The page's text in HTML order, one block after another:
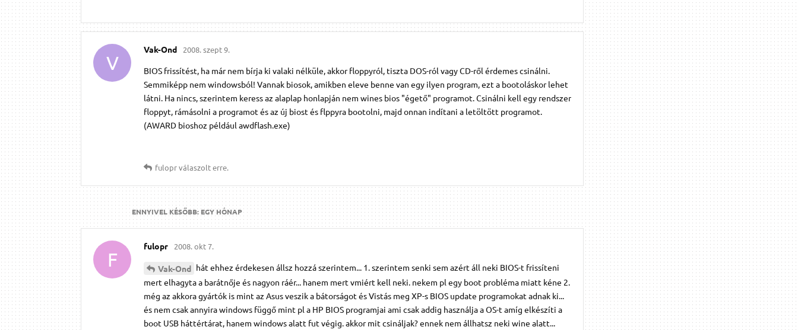
V
Vak-Ond 2008. szept 9.
BIOS frissítést, ha már nem bírja ki valaki nélküle, akkor floppyról, tiszta DOS-ról vagy CD-ről érdemes csinálni.
Semmiképp nem windowsból! Vannak biosok, amikben eleve benne van egy ilyen program, ezt a bootoláskor lehet
látni. Ha nincs, szerintem keress az alaplap honlapján nem wines bios "égető" programot. Csinálni kell egy rendszer
floppyt, rámásolni a programot és az új biost és flppyra bootolni, majd onnan indítani a letöltött programot.
(AWARD bioshoz például awdflash.exe)
fuloprválaszolt erre.
ENNYIVEL KÉSŐBB:EGY HÓNAP
F
fulopr 2008. okt 7.
Vak-Ond hát ehhez érdekesen állsz hozzá szerintem... 1. szerintem senki sem azért áll neki BIOS-t frissíteni
mert elhagyta a barátnője és nagyon ráér... hanem mert vmiért kell neki. nekem pl egy boot probléma miatt kéne 2.
még az akkora gyártók is mint az Asus veszik a bátorságot és Vistás meg XP-s BIOS update programokat adnak ki...
és nem csak annyira windows függő mint pl a HP BIOS programjai ami csak addig használja a OS-t amíg elkészíti a
boot USB háttértárat, hanem windows alatt fut végig. akkor mit csináljak? ennek nem állhatsz neki wine alatt...